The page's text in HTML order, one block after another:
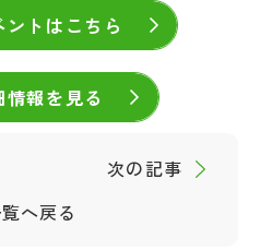
トはこちら
報を見る
へ戻る
次の記事